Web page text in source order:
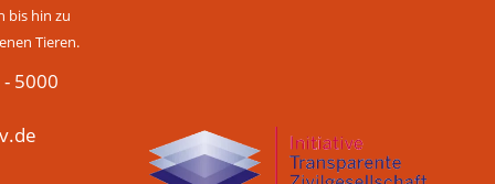
bis hin zu
Tieren.
5000